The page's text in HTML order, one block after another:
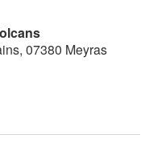
07380 Meyras